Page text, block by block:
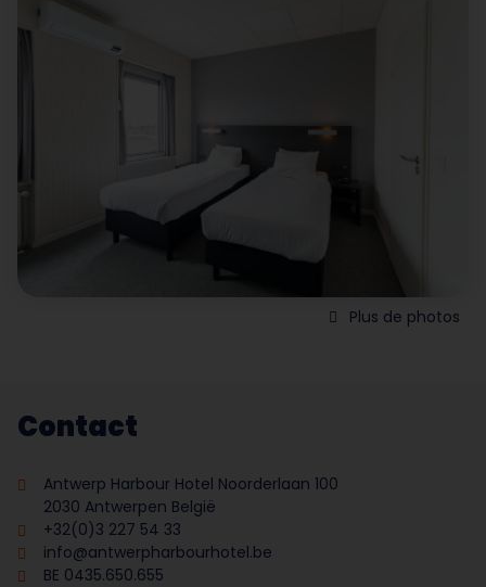
Plus de photos
Contact
Antwerp Harbour Hotel Noorderlaan 100
2030 Antwerpen België
+32(0)3 227 54 33
info@antwerpharbourhotel.be
BE 0435.650.655